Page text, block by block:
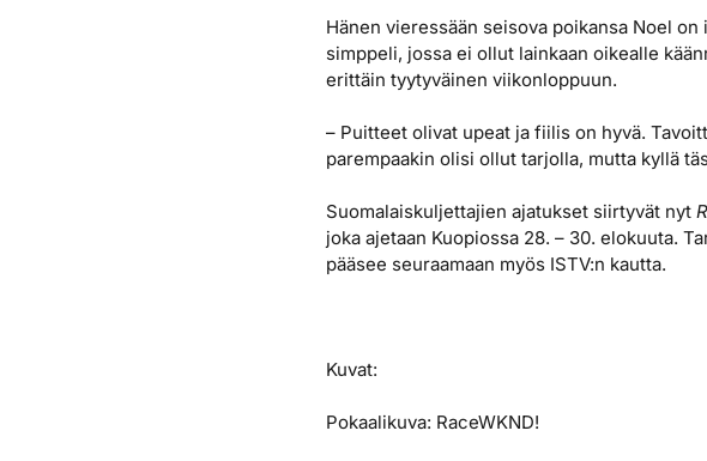
Hänen vieressään seisova poikansa Noel
simppeli, jossa ei ollut lainkaan oikealle
erittäin tyytyväinen viikonloppuun.
– Puitteet olivat upeat ja fiilis on hyvä.
parempaakin olisi ollut tarjolla, mutta kyllä
Suomalaiskuljettajien ajatukset siirtyvät nyt
joka ajetaan Kuopiossa 28. – 30. elokuuta.
pääsee seuraamaan myös ISTV:n kautta.
Kuvat:
Pokaalikuva: RaceWKND!